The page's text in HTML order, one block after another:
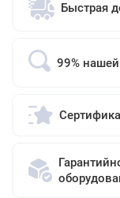
Быстрая
99%